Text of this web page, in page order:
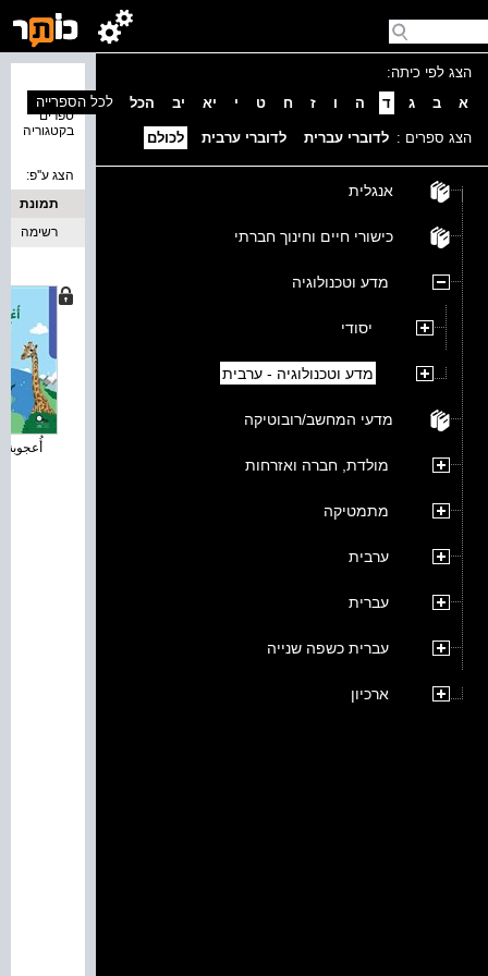
הצג לפי כיתה:
א
ב ג ד ה ו ז ח ט י יא יב הכל
הצג ספרים : לדוברי עברית לדוברי ערבית לכולם
אנגלית
כישורי חיים וחינוך חברתי
מדע וטכנולוגיה
יסודי
מדע וטכנולוגיה - ערבית
מדעי המחשב/רובוטיקה
מולדת, חברה ואזרחות
מתמטיקה
ערבית
עברית
עברית כשפה שנייה
ארכיון
ספרים
בקטגוריה
לכל הספרייה
הצג ע''פ:
תמונת
כריכה
רשימה